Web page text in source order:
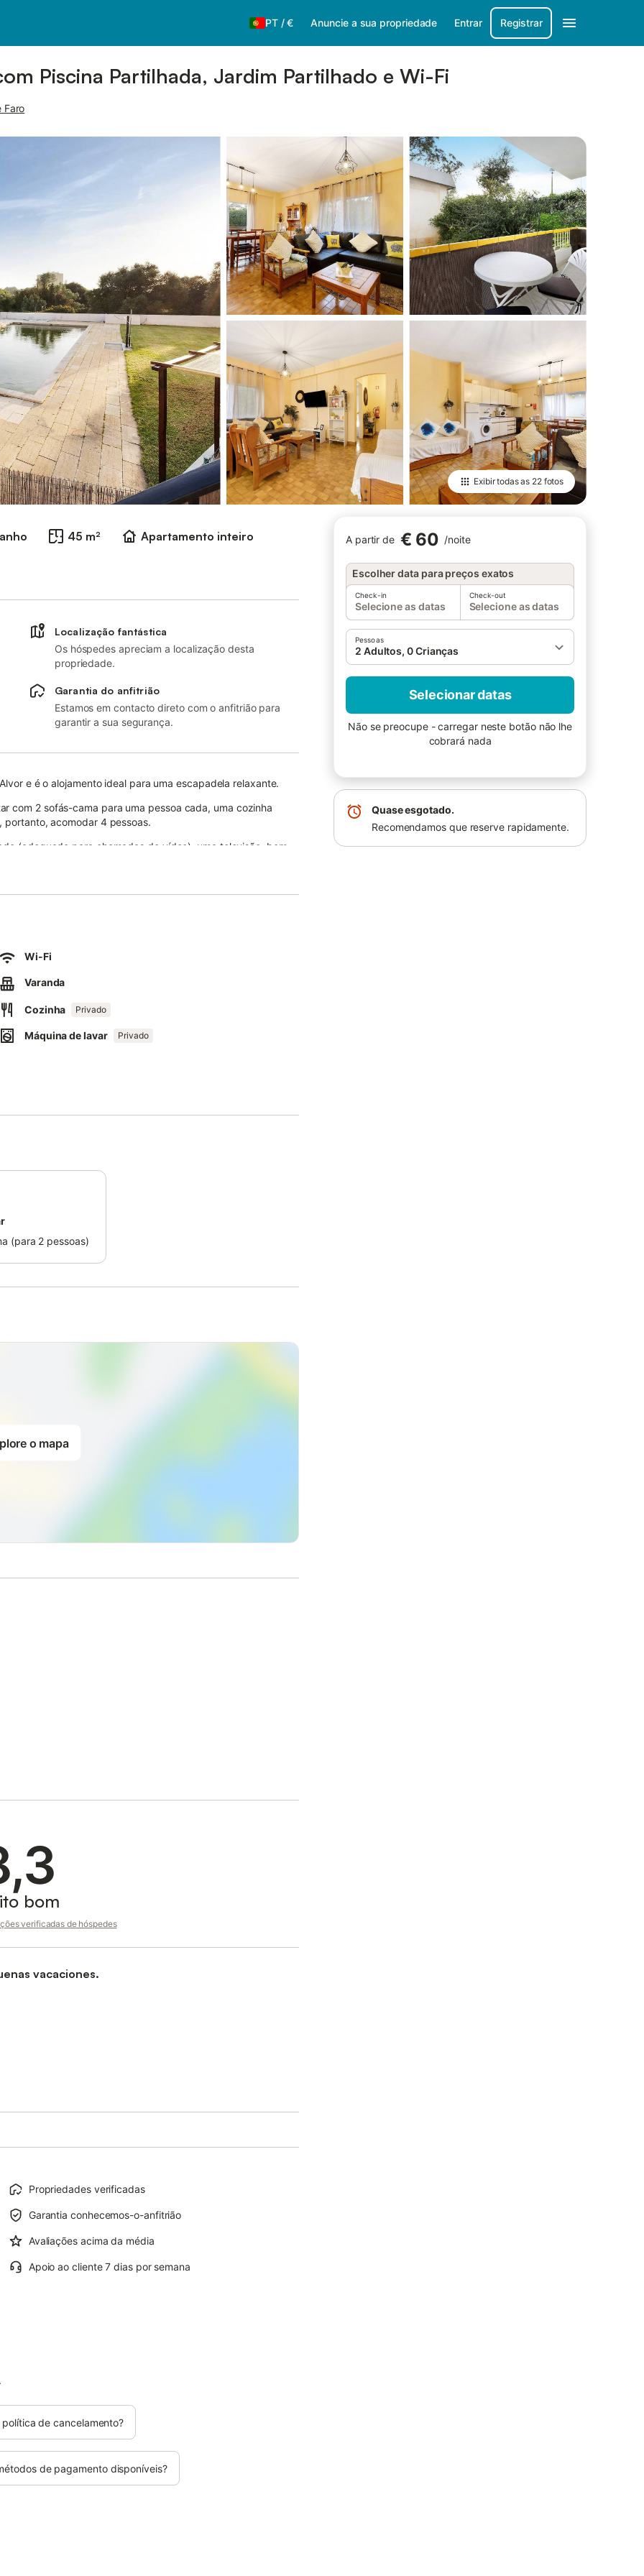
PT/€ Anuncie a sua propriedade Entrar Registrar
Piscina Partilhada, Jardim Partilhado e Wi-Fi
Faro
Exibir todas as 22 fotos
45 m²
Apartamento inteiro
A partir de € 60 /noite
Escolher data para preços exatos
Check-in
Selecione as datas
Check-out
Selecione as datas
Pessoas
2 Adultos, 0 Crianças
Selecionar datas
Não se preocupe - carregar neste botão não lhe
cobrará nada
Quase esgotado.
Recomendamos que reserve rapidamente.
Localização fantástica
Os hóspedes apreciam a localização desta
propriedade.
Garantia do anfitrião
Estamos em contacto direto com o anfitrião para
garantir a sua segurança.
e é o alojamento ideal para uma escapadela relaxante.
com 2 sofás-cama para uma pessoa cada, uma cozinha
portanto, acomodar 4 pessoas.
(adequado para chamadas de vídeo), uma televisão, bem
sujeito a um custo adicional.
por uma vedação.
Wi-Fi
Varanda
Cozinha Privado
Máquina de lavar Privado
(para 2 pessoas)
o mapa
bom
verificadas de hóspedes
vacaciones.
Propriedades verificadas
Garantia conhecemos-o-anfitrião
Avaliações acima da média
Apoio ao cliente 7 dias por semana
política de cancelamento?
de pagamento disponíveis?